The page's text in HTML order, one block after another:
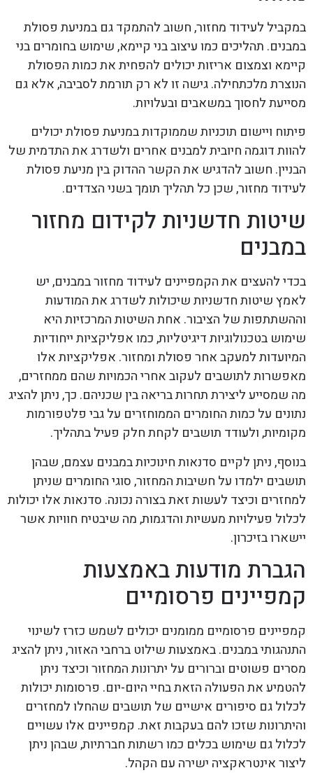
במקביל לעידוד מחזור, חשוב להתמקד גם במניעת פסולת
במבנים. תהליכים כמו עיצוב בני קיימא, שימוש בחומרים בני
קיימא וצמצום אריזות יכולים להפחית את כמות הפסולת
הנוצרת מלכתחילה. גישה זו לא רק תורמת לסביבה, אלא גם
מסייעת לחסוך במשאבים ובעלויות.
פיתוח ויישום תוכניות שממוקדות במניעת פסולת יכולים
להוות דוגמה חיובית למבנים אחרים ולשדרג את התדמית של
הבניין. חשוב להדגיש את הקשר ההדוק בין מניעת פסולת
לעידוד מחזור, שכן כל תהליך תומך בשני הצדדים.
שיטות חדשניות לקידום מחזור
במבנים
בכדי להעצים את הקמפיינים לעידוד מחזור במבנים, יש
לאמץ שיטות חדשניות שיכולות לשדרג את המודעות
וההשתתפות של הציבור. אחת השיטות המרכזיות היא
שימוש בטכנולוגיות דיגיטליות, כמו אפליקציות ייחודיות
המיועדות למעקב אחר פסולת ומחזור. אפליקציות אלו
מאפשרות לתושבים לעקוב אחרי הכמויות שהם ממחזרים,
מה שמסייע ליצירת תחרות בריאה בין שכניהם. כך, ניתן להציג
נתונים על כמות החומרים הממוחזרים על גבי פלטפורמות
מקומיות, ולעודד תושבים לקחת חלק פעיל בתהליך.
בנוסף, ניתן לקיים סדנאות חינוכיות במבנים עצמם, שבהן
תושבים ילמדו על חשיבות המחזור, סוגי החומרים שניתן
למחזרים וכיצד לעשות זאת בצורה נכונה. סדנאות אלו יכולות
לכלול פעילויות מעשיות והדגמות, מה שיבטיח חוויות אשר
יישארו בזיכרון.
הגברת מודעות באמצעות
קמפיינים פרסומיים
קמפיינים פרסומיים ממומנים יכולים לשמש כזרז לשינוי
התנהגותי במבנים. באמצעות שילוט ברחבי האזור, ניתן להציג
מסרים פשוטים וברורים על יתרונות המחזור וכיצד ניתן
להטמיע את הפעולה הזאת בחיי היום-יום. פרסומות יכולות
לכלול גם סיפורים אישיים של תושבים שהחלו למחזרים
והיתרונות שזכו להם בעקבות זאת. קמפיינים אלו עשויים
לכלול גם שימוש בכלים כמו רשתות חברתיות, שבהן ניתן
ליצור אינטראקציה ישירה עם הקהל.